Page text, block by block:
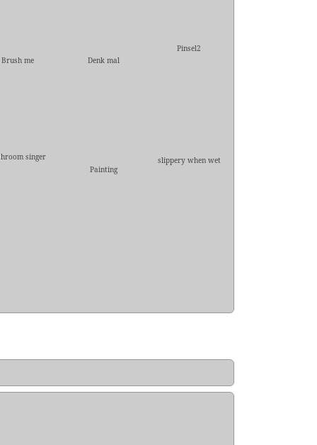
Brush me
Denk mal
Pinsel2
singer
Painting
slippery when wet